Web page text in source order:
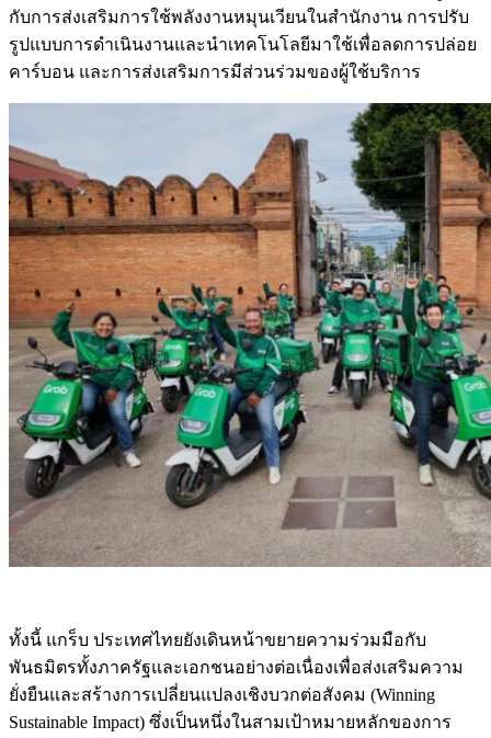
กับการส่งเสริมการใช้พลังงานหมุนเวียนในสำนักงาน การปรับ
รูปแบบการดำเนินงานและนำเทคโนโลยีมาใช้เพื่อลดการปล่อย
คาร์บอน และการส่งเสริมการมีส่วนร่วมของผู้ใช้บริการ
ทั้งนี้ แกร็บ ประเทศไทยยังเดินหน้าขยายความร่วมมือกับ
พันธมิตรทั้งภาครัฐและเอกชนอย่างต่อเนื่องเพื่อส่งเสริมความ
ยั่งยืนและสร้างการเปลี่ยนแปลงเชิงบวกต่อสังคม (Winning
Sustainable Impact) ซึ่งเป็นหนึ่งในสามเป้าหมายหลักของการ